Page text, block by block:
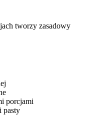
tworzy zasadowy
porcjami
pasty